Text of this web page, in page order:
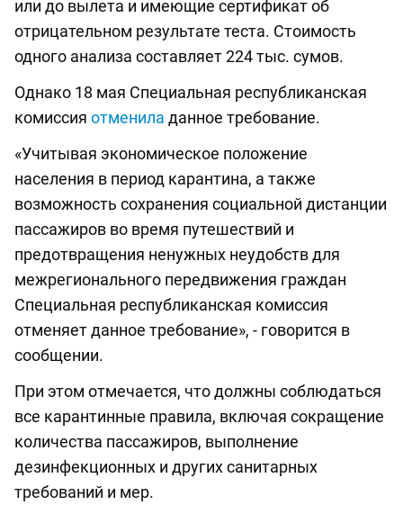
или до вылета и имеющие сертификат об
отрицательном результате теста. Стоимость
одного анализа составляет 224 тыс. сумов.
Однако 18 мая Специальная республиканская
комиссия отменила данное требование.
«Учитывая экономическое положение
населения в период карантина, а также
возможность сохранения социальной дистанции
пассажиров во время путешествий и
предотвращения ненужных неудобств для
межрегионального передвижения граждан
Специальная республиканская комиссия
отменяет данное требование», - говорится в
сообщении.
При этом отмечается, что должны соблюдаться
все карантинные правила, включая сокращение
количества пассажиров, выполнение
дезинфекционных и других санитарных
требований и мер.